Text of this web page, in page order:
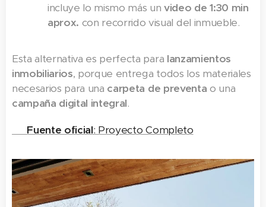
incluye lo mismo más unvideo de 1:30 min
aprox. con recorrido visual del inmueble.
Esta alternativa es perfecta para lanzamientos
inmobiliarios, porque entrega todos los materiales
necesarios para una carpeta de preventa o una
campaña digital integral.
Fuente oficial: Proyecto Completo